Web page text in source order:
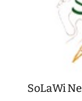
SoLaWi